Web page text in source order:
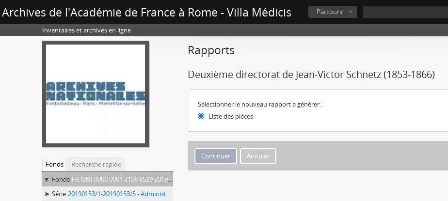
Archives de l'Académie de France à Rome - Villa Médicis Parcourir
Inventaires et archives en ligne
Fonds
Recherche rapide
Fonds FR ISNI 0000 0001 2158 9529 20190153 - Deuxième directorat de Jean-Victor Schnetz (1853-1866)
Série 20190153/1-20190153/5 - Administration générale
Rapports
Deuxième directorat de Jean-Victor Schnetz (1853-1866)
Sélectionner le nouveau rapport à générer :
Liste des pièces
Annuler